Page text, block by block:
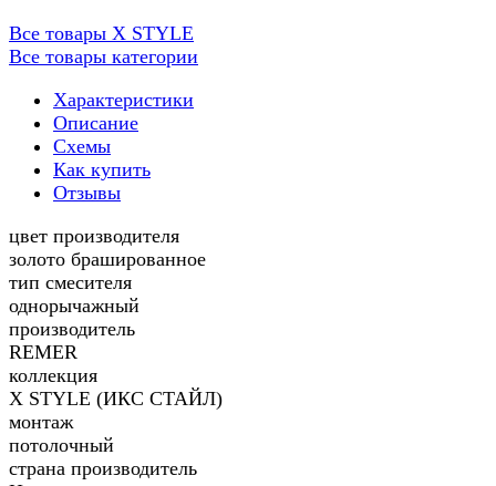
Все товары X STYLE
Все товары категории
Характеристики
Описание
Схемы
Как купить
Отзывы
цвет производителя
золото брашированное
тип смесителя
однорычажный
производитель
REMER
коллекция
X STYLE (ИКС СТАЙЛ)
монтаж
потолочный
страна производитель